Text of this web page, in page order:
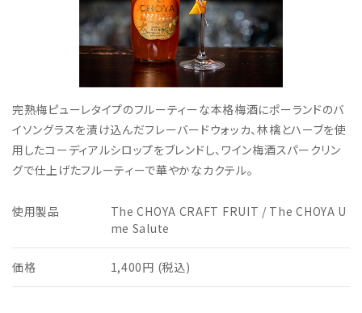
完熟梅ピューレタイプのフルーティーな本格梅酒にポーランドのバ
イソングラスを漬け込んだフレーバードウォッカ、林檎とハーブを使
用したコーディアルシロップをブレンドし、ワイン梅酒スパークリン
グで仕上げたフルーティーで華やかなカクテル。
使用製品
The CHOYA CRAFT FRUIT / The CHOYA U
me Salute
価格 1,400円 (税込)